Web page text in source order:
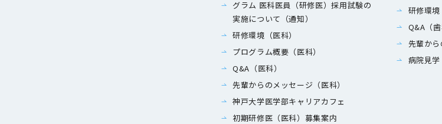
グラム 医科医員（研修医）採用試験の
実施について（通知）
研修環境（医科）
プログラム概要（医科）
Q&A（医科）
先輩からのメッセージ（医科）
神戸大学医学部キャリアカフェ
初期研修医（医科）募集案内
研修環境
Q&A（歯
先輩から
病院見学